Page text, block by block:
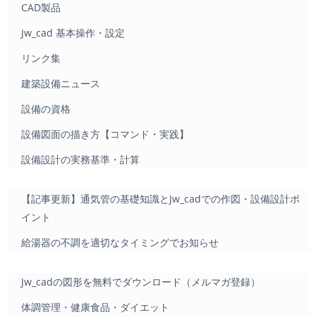
CAD製品
Jw_cad 基本操作・設定
リンク集
建築設備ニュース
設備の資格
設備図面の描き方【コマンド・実践】
設備設計の実務基準・計算
【記事更新】通気管の基礎知識とJw_cadでの作図・設備設計ポ
イント
給湯器の不調を適切なタイミングでお知らせ
Jw_cadの図形を無料でダウンロード（メルマガ登録）
体調管理・健康食品・ダイエット